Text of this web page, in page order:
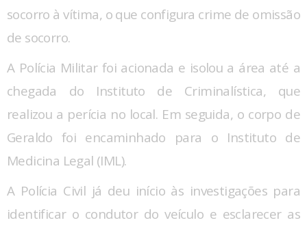
socorro à vítima, o que configura crime de omissão
de socorro.
A Polícia Militar foi acionada e isolou a área até a
chegada do Instituto de Criminalística, que
realizou a perícia no local. Em seguida, o corpo de
Geraldo foi encaminhado para o Instituto de
Medicina Legal (IML).
A Polícia Civil já deu início às investigações para
identificar o condutor do veículo e esclarecer as